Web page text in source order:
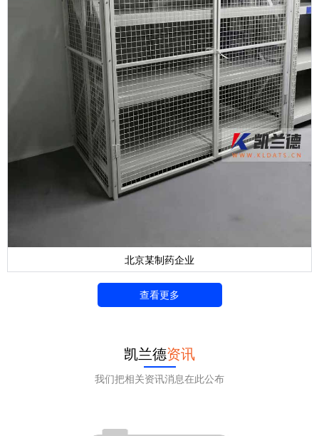
北京某制药企业
查看更多
凯兰德资讯
我们把相关资讯消息在此公布